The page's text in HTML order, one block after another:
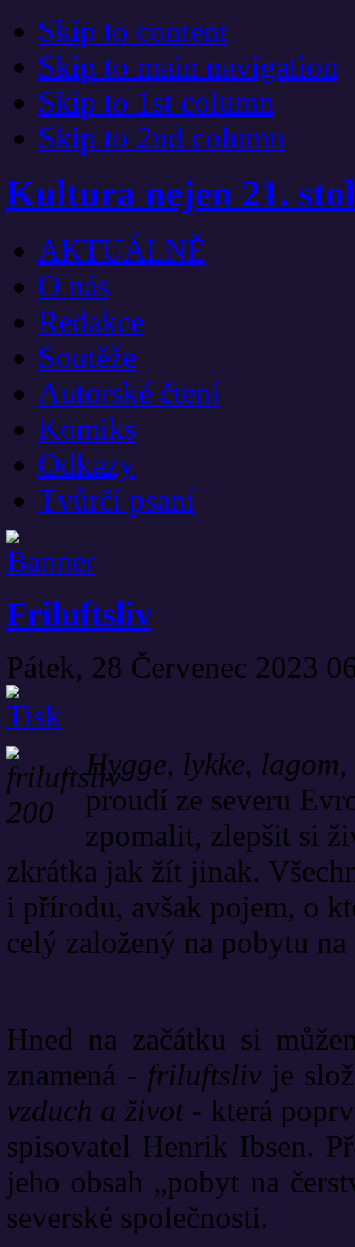
Skip to content
Skip to main navigation
Skip to 1st column
Skip to 2nd column
Kultura nejen 21.
AKTUÁLNĚ
O nás
Redakce
Soutěže
Autorské čtení
Komiks
Odkazy
Tvůrčí psaní
Friluftsliv
Pátek, 28 Červenec 2023
Hygge, lykke, lagom,
proudí ze severu
zpomalit, zlepšit si
zkrátka jak žít jinak.
i přírodu, avšak pojem, o
celý založený na pobytu
Hned na začátku si
znamená - friluftslivje
vzduch a život- která
spisovatel Henrik Ibsen.
jeho obsah „pobyt na
severské společnosti.